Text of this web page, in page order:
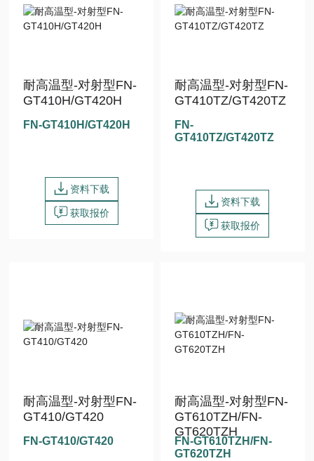
耐高温型-对射型FN-
GT410H/GT420H
FN-GT410H/GT420H
资料下载
获取报价
耐高温型-对射型FN-
GT410TZ/GT420TZ
FN-
GT410TZ/GT420TZ
资料下载
获取报价
耐高温型-对射型FN-
GT410/GT420
FN-GT410/GT420
耐高温型-对射型FN-
GT610TZH/FN-
GT620TZH
FN-GT610TZH/FN-
GT620TZH